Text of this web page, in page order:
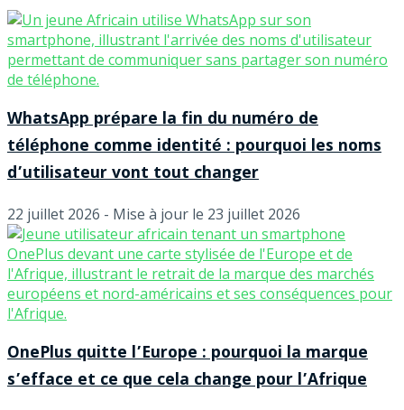
WhatsApp prépare la fin du numéro de
téléphone comme identité : pourquoi les noms
d’utilisateur vont tout changer
22 juillet 2026 - Mise à jour le 23 juillet 2026
OnePlus quitte l’Europe : pourquoi la marque
s’efface et ce que cela change pour l’Afrique